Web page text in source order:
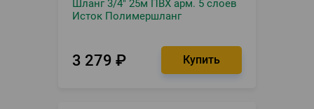
Шланг 3/4" 25м ПВХ арм. 5 слоев
Исток Полимершланг
3 279 ₽